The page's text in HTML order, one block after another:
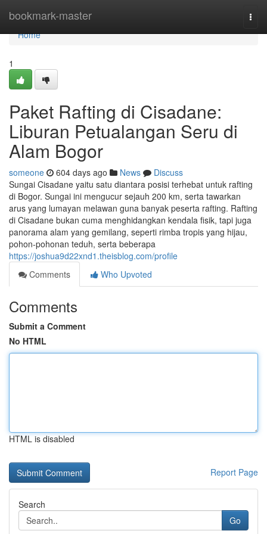
bookmark-master
Home
Home
1
Paket Rafting di Cisadane:
Liburan Petualangan Seru di
Alam Bogor
someone 604 days ago News
Discuss
Sungai Cisadane yaitu satu diantara posisi terhebat untuk rafting
di Bogor. Sungai ini mengucur sejauh 200 km, serta tawarkan
arus yang lumayan melawan guna banyak peserta rafting. Rafting
di Cisadane bukan cuma menghidangkan kendala fisik, tapi juga
panorama alam yang gemilang, seperti rimba tropis yang hijau,
pohon-pohonan teduh, serta beberapa
https://joshua9d22xnd1.theisblog.com/profile
Comments
Who Upvoted
Comments
Submit a Comment
No HTML
HTML is disabled
Report Page
Search
Go